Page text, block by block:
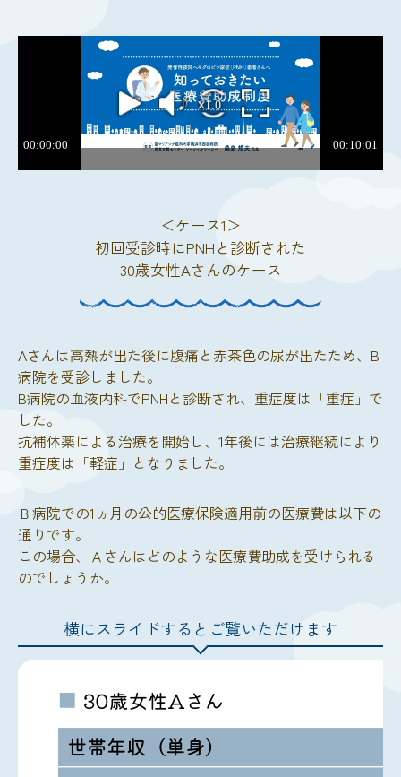
＜ケース1＞
初回受診時にPNHと診断された
30歳女性Aさんのケース
Aさんは高熱が出た後に腹痛と赤茶色の尿が出たため、B
病院を受診しました。
B病院の血液内科でPNHと診断され、重症度は「重症」で
した。
抗補体薬による治療を開始し、1年後には治療継続により
重症度は「軽症」となりました。
Ｂ病院での1ヵ月の公的医療保険適用前の医療費は以下の
通りです。
この場合、Ａさんはどのような医療費助成を受けられる
のでしょうか。
横にスライドするとご覧いただけます